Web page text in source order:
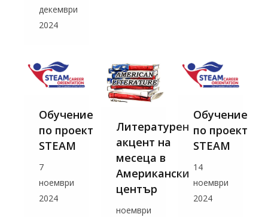
декември
2024
Обучение
по проект
STEAM
7
ноември
2024
Литературен
акцент на
месеца в
Американски
център
ноември
Обучение
по проект
STEAM
14
ноември
2024